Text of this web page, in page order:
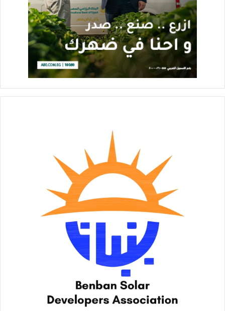
من الوزارة لكل مواقع العمل.
وأشار وزير الإسكان والمرافق والمجتمعات العمرانية إلى أنه تم
إنفاق 35 مليار جنيه، خلال الفترة من 1/7/2020 وحتى
26/10/2020؛ لتنفيذ المشروعات التي تعمل عليها الوزارة في هذه
المرحلة.
وخلال الاجتماع، استعرض الدكتور عاصم الجزار الموقف التنفيذي
القيمة المضافة لهذه المنطقة، بما تتضمنه من عناصر جذب للتجارة
والسياحة، من بينها سلسلة من الفنادق الهامة، وإقامة مبان وأبراج
شاهقة ذات طراز معماري ومعاصر، كما يشمل المشروع تنفيذ أبراج
سكنية بارتفاع 30 طابقاً، ترتكز على قاعدة من دور أرضي وأول
وثاني، وتحتوي على أنشطة تجارية وإدارية وترفيهية، بما يصنع
المفارقة الرائعة، مع المعمار التاريخي في منطقة وسط المدينة،
واستعرض الوزير مخططات عدد من الأبراج سيتم تنفيذها.
كما أفرد وزير الإسكان جانبا من عرضه، للحديث عن مشروع آخر
يتمثل في تطوير الشريط النهري بمدينة أسوان الجديدة، والذي يبلغ
إجمالي مساحته 1050 فـدانا، ويتم حاليا العمل في المرحلة الأولى
من مشروع التطوير على مساحة 181 فدانا، لافتا في سياق ذلك إلى
أن مشروعات المرحلة الأولى من هذا المشروع تنقسم إلى جزأين
أحدهما شمالي والآخر جنوبي، ويتضمن الجزء الشمالي مسرحا